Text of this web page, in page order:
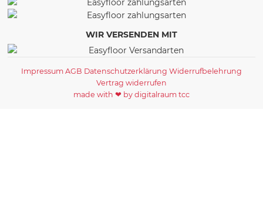
WIR VERSENDEN MIT
Impressum AGB Datenschutzerklärung Widerrufbelehrung
Vertrag widerrufen
made with ❤ by digitalraum tcc